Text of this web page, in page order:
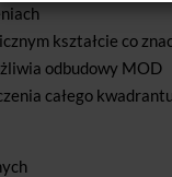
kształcie co
odbudowy MOD
całego kwadrantu